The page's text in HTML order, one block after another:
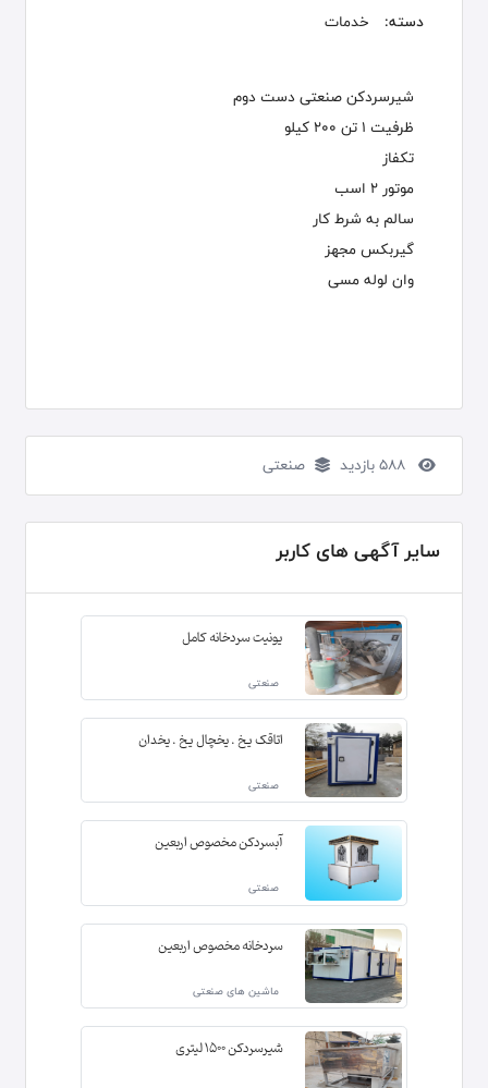
دسته:
خدمات
شیرسردکن صنعتی دست دوم
ظرفیت 1 تن 200 کیلو
تکفاز
موتور 2 اسب
سالم به شرط کار
گیربکس مجهز
وان لوله مسی
صنعتی
سایر آگهی های کاربر
یونیت سردخانه کامل
صنعتی
اتاقک یخ . یخچال یخ . یخدان
صنعتی
آبسردکن مخصوص اربعین
صنعتی
سردخانه مخصوص اربعین
ماشین های صنعتی
شیرسردکن 1500 لیتری